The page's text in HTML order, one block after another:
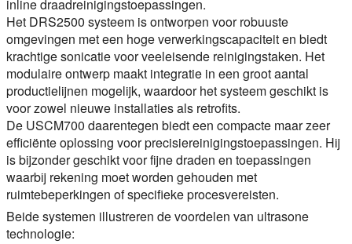
inline draadreinigingstoepassingen.
Het DRS2500 systeem is ontworpen voor robuuste
omgevingen met een hoge verwerkingscapaciteit en biedt
krachtige sonicatie voor veeleisende reinigingstaken. Het
modulaire ontwerp maakt integratie in een groot aantal
productielijnen mogelijk, waardoor het systeem geschikt is
voor zowel nieuwe installaties als retrofits.
De USCM700 daarentegen biedt een compacte maar zeer
efficiënte oplossing voor precisiereinigingstoepassingen. Hij
is bijzonder geschikt voor fijne draden en toepassingen
waarbij rekening moet worden gehouden met
ruimtebeperkingen of specifieke procesvereisten.
Beide systemen illustreren de voordelen van ultrasone
technologie: